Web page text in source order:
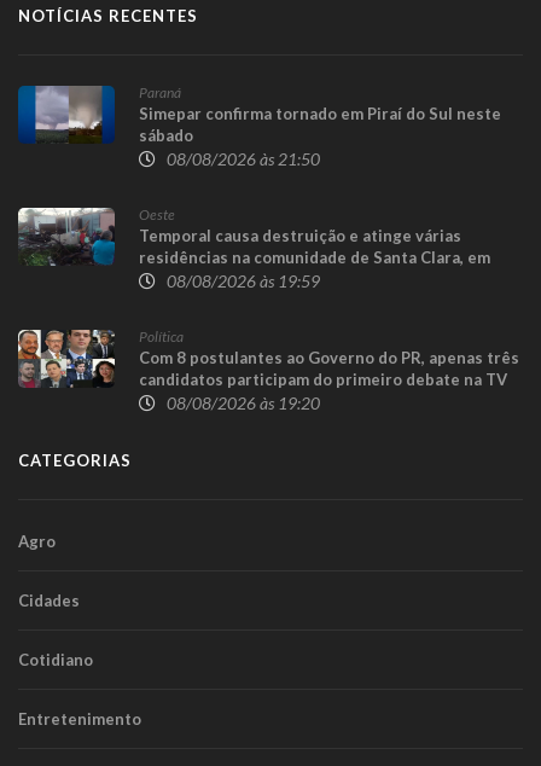
NOTÍCIAS RECENTES
Paraná
Simepar confirma tornado em Piraí do Sul neste
sábado
08/08/2026 às 21:50
Oeste
Temporal causa destruição e atinge várias
residências na comunidade de Santa Clara, em
Candói08/08/2026 às 19:59
Política
Com 8 postulantes ao Governo do PR, apenas três
candidatos participam do primeiro debate na TV
08/08/2026 às 19:20
CATEGORIAS
Agro
Cidades
Cotidiano
Entretenimento